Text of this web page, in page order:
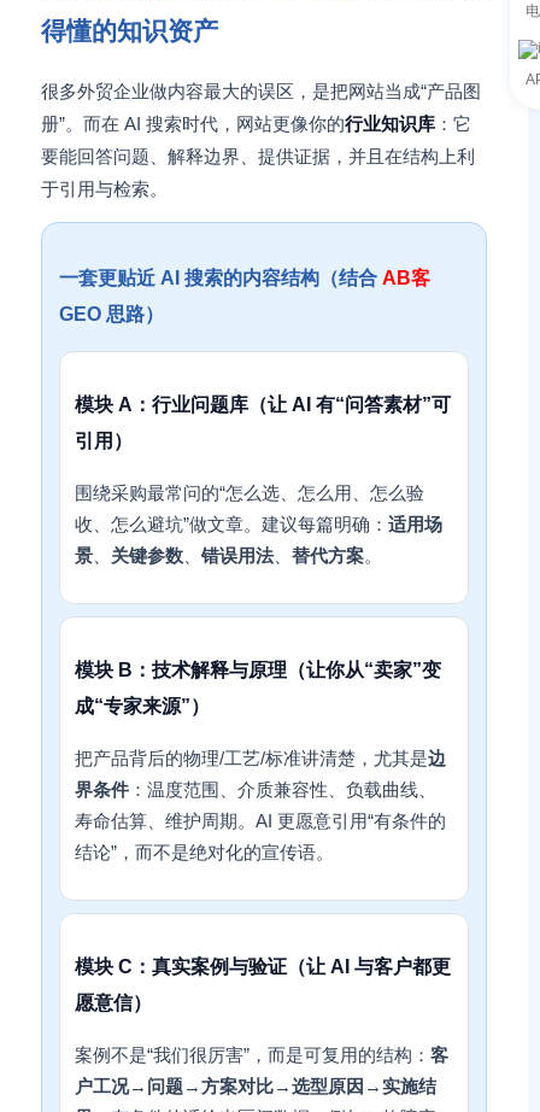
得懂的知识资产
很多外贸企业做内容最大的误区，是把网站当成“产品图
册”。而在 AI 搜索时代，网站更像你的行业知识库 ：它
要能回答问题、解释边界、提供证据，并且在结构上利
于引用与检索。
一套更贴近 AI 搜索的内容结构（结合 AB客
GEO 思路）
模块 A：行业问题库（让 AI 有“问答素材”可
引用）
围绕采购最常问的“怎么选、怎么用、怎么验
收、怎么避坑”做文章。建议每篇明确： 适用场
景
关键参数 错误用法 替代方案。
模块 B：技术解释与原理（让你从“卖家”变
成“专家来源”）
把产品背后的物理/工艺/标准讲清楚，尤其是边
界条件 ：温度范围、介质兼容性、负载曲线、
寿命估算、维护周期。AI 更愿意引用“有条件的
结论”，而不是绝对化的宣传语。
模块 C：真实案例与验证（让 AI 与客户都更
愿意信）
案例不是“我们很厉害”，而是可复用的结构： 客
户工况→ 问题→方案对比→选型原因 →实施结